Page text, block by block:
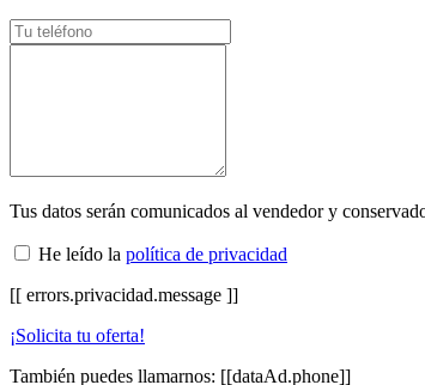
Tus datos serán comunicados al vendedor y
He leído la política de privacidad
[[ errors.privacidad.message ]]
¡Solicita tu oferta!
También puedes llamarnos: [[dataAd.phone]]